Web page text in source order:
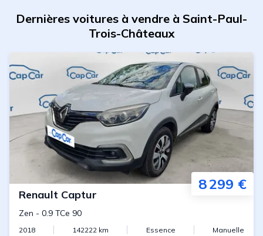
Dernières voitures à vendre à Saint-Paul-
Trois-Châteaux
8 299 €
Renault Captur
Zen - 0.9 TCe 90
2018 142222 km Essence Manuelle